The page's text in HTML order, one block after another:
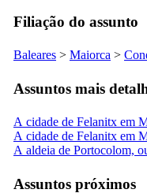
Filiação do assunto
Baleares > Maiorca >
Assuntos mais
A cidade de Felanitx em
A cidade de Felanitx em
A aldeia de Portocolom,
Assuntos próximos